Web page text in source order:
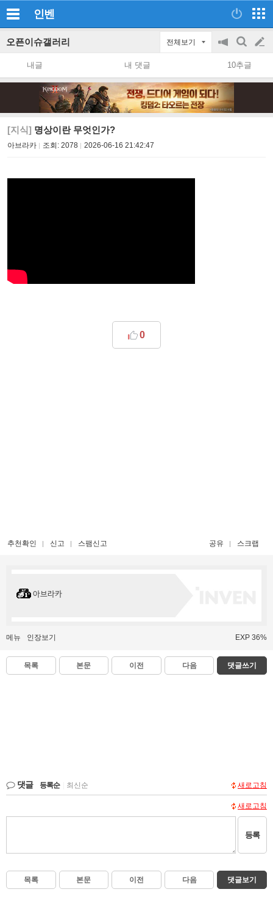
인벤
오픈이슈갤러리 전체보기
공
지
on/off
검
색
글
쓰
내글 내 댓글 10추글
[지식] 명상이란 무엇인가?
아브라카 조회: 2078 2026-06-16 21:42:47
0
추천확인 신고 스팸신고 공유 스크랩
아브라카
메뉴 인장보기 EXP 36%
목록 본문 이전 다음 댓글쓰기
댓글 등록순 최신순 새로고침
새로고침
등록
목록 본문 이전 다음 댓글보기